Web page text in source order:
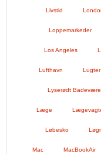
Livstid
Loppemarkeder
Los Angeles
Lufthavn Lugter
Lyserødt
Læge
Løbesko
Mac MacBookAir